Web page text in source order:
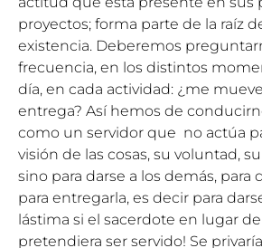
proyectos; forma parte de la raíz
existencia. Deberemos
frecuencia, en los distintos
día, en cada actividad: ¿me
entrega? Así hemos de
como un servidor que no actúa
visión de las cosas, su voluntad,
sino para darse a los demás, para
para entregarla, es decir para
lástima si el sacerdote en lugar de
pretendiera ser servido! Se